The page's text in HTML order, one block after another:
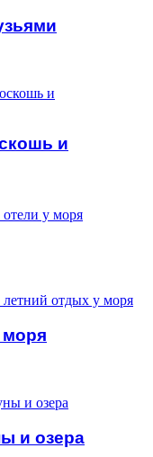
и
моря
и озера